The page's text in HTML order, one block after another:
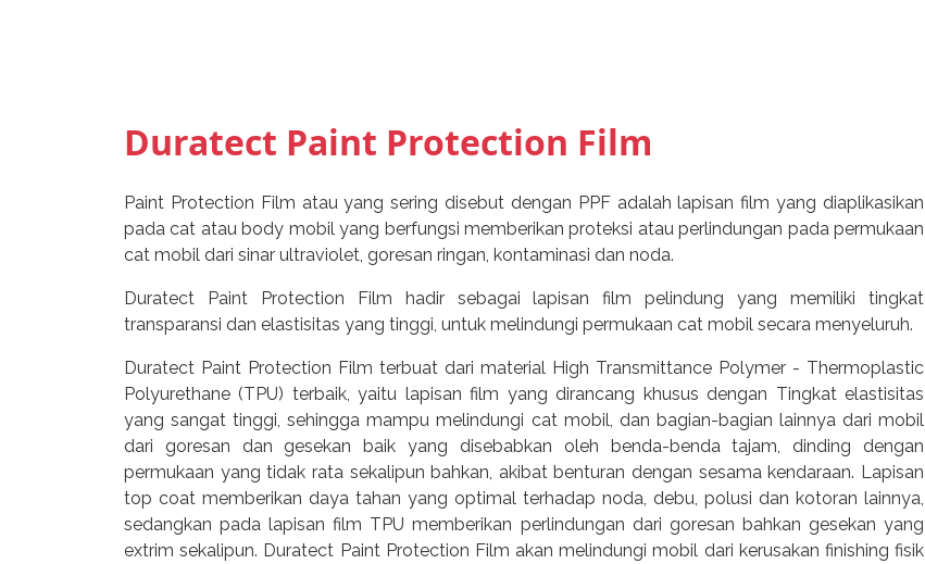
Duratect Paint Protection Film
Paint Protection Film atau yang sering disebut dengan PPF adalah lapisan film yang diaplikasikan
pada cat atau body mobil yang berfungsi memberikan proteksi atau perlindungan pada permukaan
cat mobil dari sinar ultraviolet, goresan ringan, kontaminasi dan noda.
Duratect Paint Protection Film hadir sebagai lapisan film pelindung yang memiliki tingkat
transparansi dan elastisitas yang tinggi, untuk melindungi permukaan cat mobil secara menyeluruh.
Duratect Paint Protection Film terbuat dari material High Transmittance Polymer - Thermoplastic
Polyurethane (TPU) terbaik, yaitu lapisan film yang dirancang khusus dengan Tingkat elastisitas
yang sangat tinggi, sehingga mampu melindungi cat mobil, dan bagian-bagian lainnya dari mobil
dari goresan dan gesekan baik yang disebabkan oleh benda-benda tajam, dinding dengan
permukaan yang tidak rata sekalipun bahkan, akibat benturan dengan sesama kendaraan. Lapisan
top coat memberikan daya tahan yang optimal terhadap noda, debu, polusi dan kotoran lainnya,
sedangkan pada lapisan film TPU memberikan perlindungan dari goresan bahkan gesekan yang
extrim sekalipun. Duratect Paint Protection Film akan melindungi mobil dari kerusakan finishing fisik